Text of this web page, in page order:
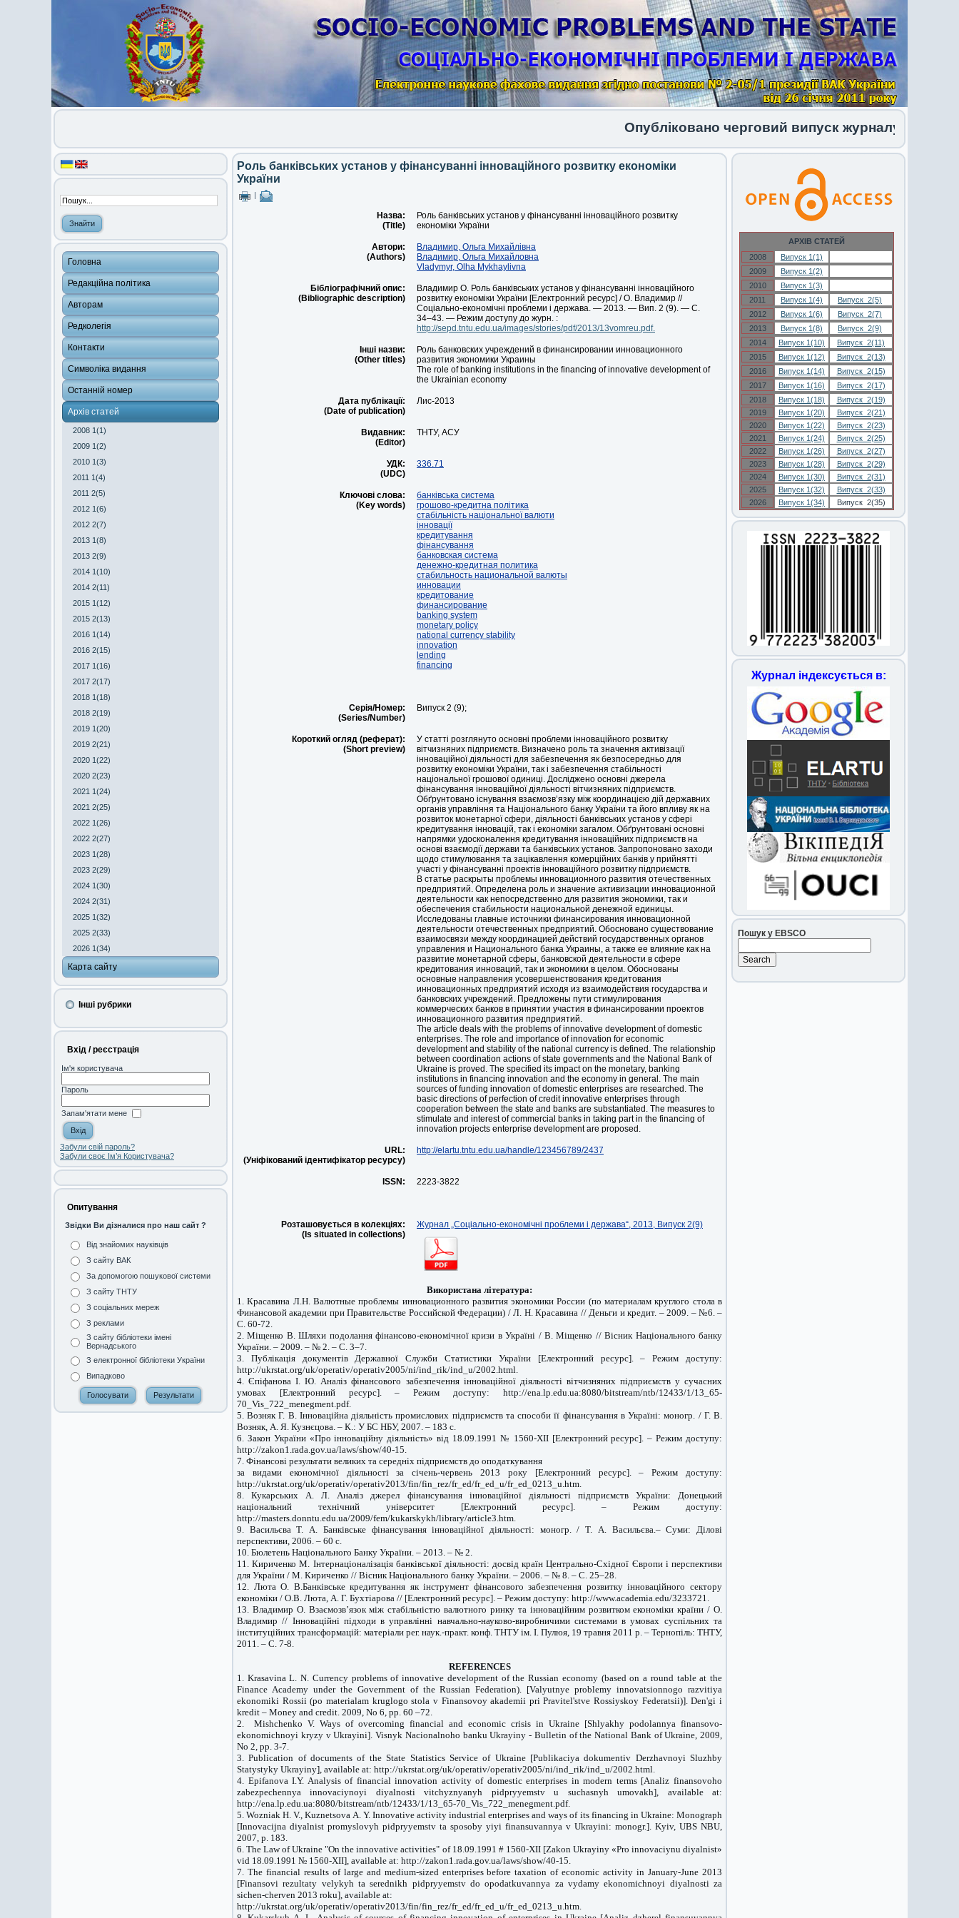
Опубліковано черговий випуск журналу 1 (34) 2026
Головна
Редакційна політика
Авторам
Редколегія
Контакти
Символіка видання
Останній номер
Архів статей
2008 1(1)
2009 1(2)
2010 1(3)
2011 1(4)
2011 2(5)
2012 1(6)
2012 2(7)
2013 1(8)
2013 2(9)
2014 1(10)
2014 2(11)
2015 1(12)
2015 2(13)
2016 1(14)
2016 2(15)
2017 1(16)
2017 2(17)
2018 1(18)
2018 2(19)
2019 1(20)
2019 2(21)
2020 1(22)
2020 2(23)
2021 1(24)
2021 2(25)
2022 1(26)
2022 2(27)
2023 1(28)
2023 2(29)
2024 1(30)
2024 2(31)
2025 1(32)
2025 2(33)
2026 1(34)
Карта сайту
Інші рубрики
Вхід / реєстрація
Ім'я користувача
Пароль
Запам'ятати мене
Забули свій пароль?
Забули своє Ім’я Користувача?
Опитування
Звідки Ви дізналися про наш сайт ?
Від знайомих науківців
З сайту ВАК
За допомогою пошукової системи
З сайту ТНТУ
З соціальних мереж
З реклами
З сайту бібліотеки імені
Вернадського
З електронної бібліотеки України
Випадково
Роль банківських установ у фінансуванні інноваційного розвитку економіки
України
Назва:
(Title)
Роль банківських установ у фінансуванні інноваційного розвитку
економіки України
Автори:
(Authors)
Владимир, Ольга Михайлівна
Владимир, Ольга Михайловна
Vladymyr, Olha Mykhaylivna
Бібліографічний опис:
(Bibliographic description)
Владимир О. Роль банківських установ у фінансуванні інноваційного
розвитку економіки України [Електронний ресурс] / О. Владимир //
Соціально-економічні проблеми і держава. — 2013. — Вип. 2 (9). — С.
34–43. — Режим доступу до журн. :
http://sepd.tntu.edu.ua/images/stories/pdf/2013/13vomreu.pdf.
Інші назви:
(Other titles)
Роль банковских учреждений в финансировании инновационного
развития экономики Украины
The role of banking institutions in the financing of innovative development of
the Ukrainian economy
Дата публікації:
(Date of publication)
Лис-2013
Видавник:
(Editor)
ТНТУ, АСУ
УДК:
(UDC)
336.71
Ключові слова:
(Key words)
банківська система
грошово-кредитна політика
стабільність національної валюти
інновації
кредитування
фінансування
банковская система
денежно-кредитная политика
стабильность национальной валюты
инновации
кредитование
финансирование
banking system
monetary policy
national currency stability
innovation
lending
financing
Серія/Номер:
(Series/Number)
Випуск 2 (9);
Короткий огляд (реферат):
(Short preview)
У статті розглянуто основні проблеми інноваційного розвитку
вітчизняних підприємств. Визначено роль та значення активізації
інноваційної діяльності для забезпечення як безпосередньо для
розвитку економіки України, так і забезпечення стабільності
національної грошової одиниці. Досліджено основні джерела
фінансування інноваційної діяльності вітчизняних підприємств.
Обґрунтовано існування взаємозв’язку між координацією дій державних
органів управління та Національного банку України та його впливу як на
розвиток монетарної сфери, діяльності банківських установ у сфері
кредитування інновацій, так і економіки загалом. Обґрунтовані основні
напрямки удосконалення кредитування інноваційних підприємств на
основі взаємодії держави та банківських установ. Запропоновано заходи
щодо стимулювання та зацікавлення комерційних банків у прийнятті
участі у фінансуванні проектів інноваційного розвитку підприємств.
В статье раскрыты проблемы инновационного развития отечественных
предприятий. Определена роль и значение активизации инновационной
деятельности как непосредственно для развития экономики, так и
обеспечения стабильности национальной денежной единицы.
Исследованы главные источники финансирования инновационной
деятельности отечественных предприятий. Обосновано существование
взаимосвязи между координацией действий государственных органов
управления и Национального банка Украины, а также ее влияние как на
развитие монетарной сферы, банковской деятельности в сфере
кредитования инноваций, так и экономики в целом. Обоснованы
основные направления усовершенствования кредитования
инновационных предприятий исходя из взаимодействия государства и
банковских учреждений. Предложены пути стимулирования
коммерческих банков в принятии участия в финансировании проектов
инновационного развития предприятий.
The article deals with the problems of innovative development of domestic
enterprises. The role and importance of innovation for economic
development and stability of the national currency is defined. The relationship
between coordination actions of state governments and the National Bank of
Ukraine is proved. The specified its impact on the monetary, banking
institutions in financing innovation and the economy in general. The main
sources of funding innovation of domestic enterprises are researched. The
basic directions of perfection of credit innovative enterprises through
cooperation between the state and banks are substantiated. The measures to
stimulate and interest of commercial banks in taking part in the financing of
innovation projects enterprise development are proposed.
URL:
(Уніфікований ідентифікатор ресурсу)
http://elartu.tntu.edu.ua/handle/123456789/2437
ISSN: 2223-3822
Розташовується в колекціях:
(Is situated in collections)
Журнал „Соціально-економічні проблеми і держава“, 2013, Випуск 2(9)
Використана література:
1. Красавина Л.Н. Валютные проблемы инновационного развития экономики России (по материалам круглого стола в
Финансовой академии при Правительстве Российской Федерации) / Л. Н. Красавина // Деньги и кредит. – 2009. – №6. –
C. 60-72.
2. Міщенко В. Шляхи подолання фінансово-економічної кризи в Україні / B. Міщенко // Вісник Національного банку
України. – 2009. – № 2. – С. 3–7.
3. Публікація документів Державної Служби Статистики України [Електронний ресурс]. – Режим доступу:
http://ukrstat.org/uk/operativ/operativ2005/ni/ind_rik/ind_u/2002.html.
4. Єпіфанова І. Ю. Аналіз фінансового забезпечення інноваційної діяльності вітчизняних підприємств у сучасних
умовах [Електронний ресурс]. – Режим доступу: http://ena.lp.edu.ua:8080/bitstream/ntb/12433/1/13_65-
70_Vis_722_menegment.pdf.
5. Возняк Г. В. Інноваційна діяльність промислових підприємств та способи її фінансування в Україні: моногр. / Г. В.
Возняк, А. Я. Кузнєцова. – К.: У БС НБУ, 2007. – 183 с.
6. Закон України «Про інноваційну діяльність» від 18.09.1991 № 1560-XII [Електронний ресурс]. – Режим доступу:
http://zakon1.rada.gov.ua/laws/show/40-15.
7. Фінансові результати великих та середніх підприємств до оподаткування
за видами економічної діяльності за січень-червень 2013 року [Електронний ресурс]. – Режим доступу:
http://ukrstat.org/uk/operativ/operativ2013/fin/fin_rez/fr_ed/fr_ed_u/fr_ed_0213_u.htm.
8. Кукарських А. Л. Аналіз джерел фінансування інноваційної діяльності підприємств України: Донецький
національний технічний університет [Електронний ресурс]. – Режим доступу:
http://masters.donntu.edu.ua/2009/fem/kukarskykh/library/article3.htm.
9. Васильєва Т. А. Банківське фінансування інноваційної діяльності: моногр. / Т. А. Васильєва.– Суми: Ділові
перспективи, 2006. – 60 с.
10. Бюлетень Національного Банку України. – 2013. – № 2.
11. Кириченко М. Інтернаціоналізація банківської діяльності: досвід країн Центрально-Східної Європи і перспективи
для України / М. Кириченко // Вісник Національного банку України. – 2006. – № 8. – С. 25–28.
12. Люта О. B.Банківське кредитування як інструмент фінансового забезпечення розвитку інноваційного сектору
економіки / О.В. Люта, А. Г. Бухтіарова // [Електронний ресурс]. – Режим доступу: http://www.academia.edu/3233721.
13. Владимир О. Взаємозв’язок між стабільністю валютного ринку та інноваційним розвитком економіки країни / О.
Владимир // Інноваційні підходи в управлінні навчально-науково-виробничими системами в умовах суспільних та
інституційних трансформацій: матеріали рег. наук.-практ. конф. ТНТУ ім. І. Пулюя, 19 травня 2011 р. – Тернопіль: ТНТУ,
2011. – С. 7-8.
REFERENCES
1. Krasavina L. N. Currency problems of innovative development of the Russian economy (based on a round table at the
Finance Academy under the Government of the Russian Federation). [Valyutnye problemy innovatsionnogo razvitiya
ekonomiki Rossii (po materialam kruglogo stola v Finansovoy akademii pri Pravitel'stve Rossiyskoy Federatsii)]. Den'gi i
kredit – Money and credit. 2009, No 6, pp. 60 –72.
2. Mishchenko V. Ways of overcoming financial and economic crisis in Ukraine [Shlyakhy podolannya finansovo-
ekonomichnoyi kryzy v Ukrayini]. Visnyk Nacionalnoho banku Ukrayiny - Bulletin of the National Bank of Ukraine, 2009,
No 2, pp. 3-7.
3. Publication of documents of the State Statistics Service of Ukraine [Publikaciya dokumentiv Derzhavnoyi Sluzhby
Statystyky Ukrayiny], available at: http://ukrstat.org/uk/operativ/operativ2005/ni/ind_rik/ind_u/2002.html.
4. Epifanova I.Y. Analysis of financial innovation activity of domestic enterprises in modern terms [Analiz finansovoho
zabezpechennya innovaciynoyi diyalnosti vitchyznyanyh pidpryyemstv u suchasnyh umovakh], available at:
http://ena.lp.edu.ua:8080/bitstream/ntb/12433/1/13_65-70_Vis_722_menegment.pdf.
5. Wozniak H. V., Kuznetsova A. Y. Innovative activity industrial enterprises and ways of its financing in Ukraine: Monograph
[Innovacijna diyalnist promyslovyh pidpryyemstv ta sposoby yiyi finansuvannya v Ukrayini: monogr.]. Kyiv, UBS NBU,
2007, p. 183.
6. The Law of Ukraine "On the innovative activities" of 18.09.1991 # 1560-XII [Zakon Ukrayiny «Pro innovaciynu diyalnist»
vid 18.09.1991 № 1560-XII], available at: http://zakon1.rada.gov.ua/laws/show/40-15.
7. The financial results of large and medium-sized enterprises before taxation of economic activity in January-June 2013
[Finansovi rezultaty velykyh ta serednikh pidpryyemstv do opodatkuvannya za vydamy ekonomichnoyi diyalnosti za
sichen-cherven 2013 roku], available at:
http://ukrstat.org/uk/operativ/operativ2013/fin/fin_rez/fr_ed/fr_ed_u/fr_ed_0213_u.htm.
АРХІВ СТАТЕЙ
2008
Випуск 1(1)
2009
Випуск 1(2)
2010
Випуск 1(3)
2011
Випуск 1(4)
Випуск 2(5)
2012
Випуск 1(6)
Випуск 2(7)
2013
Випуск 1(8)
Випуск 2(9)
2014
Випуск 1(10)
Випуск 2(11)
2015
Випуск 1(12)
Випуск 2(13)
2016
Випуск 1(14)
Випуск 2(15)
2017
Випуск 1(16)
Випуск 2(17)
2018
Випуск 1(18)
Випуск 2(19)
2019
Випуск 1(20)
Випуск 2(21)
2020
Випуск 1(22)
Випуск 2(23)
2021
Випуск 1(24)
Випуск 2(25)
2022
Випуск 1(26)
Випуск 2(27)
2023
Випуск 1(28)
Випуск 2(29)
2024
Випуск 1(30)
Випуск 2(31)
2025
Випуск 1(32)
Випуск 2(33)
2026
Випуск 1(34) Випуск 2(35)
Журнал індексується в:
Пошук у EBSCO